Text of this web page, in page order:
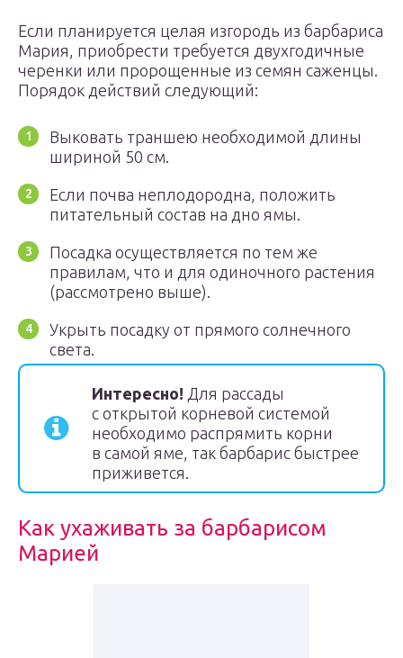
Если планируется целая изгородь из барбариса
Мария, приобрести требуется двухгодичные
черенки или пророщенные из семян саженцы.
Порядок действий следующий:
Выковать траншею необходимой длины
шириной 50 см.
Если почва неплодородна, положить
питательный состав на дно ямы.
Посадка осуществляется по тем же
правилам, что и для одиночного растения
(рассмотрено выше).
Укрыть посадку от прямого солнечного
света.
Интересно! Для рассады
с открытой корневой системой
необходимо распрямить корни
в самой яме, так барбарис быстрее
приживется.
Как ухаживать за барбарисом
Марией